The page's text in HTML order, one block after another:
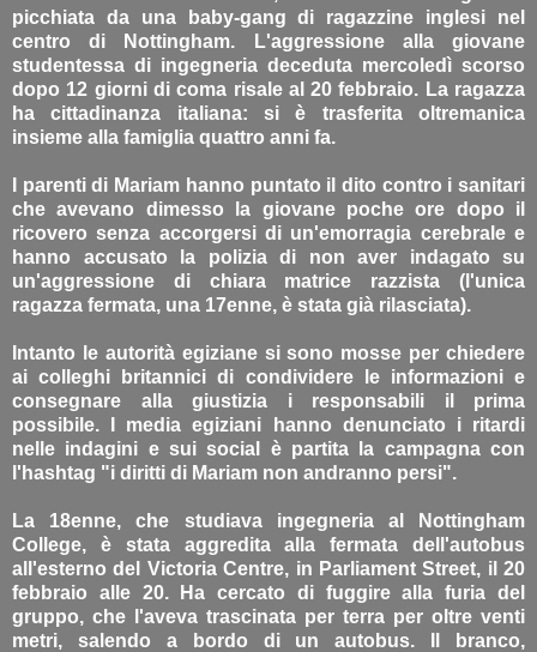
picchiata da una baby-gang di ragazzine inglesi nel
centro di Nottingham. L'aggressione alla giovane
studentessa di ingegneria deceduta mercoledì scorso
dopo 12 giorni di coma risale al 20 febbraio. La ragazza
ha cittadinanza italiana: si è trasferita oltremanica
insieme alla famiglia quattro anni fa.
I parenti di Mariam hanno puntato il dito contro i sanitari
che avevano dimesso la giovane poche ore dopo il
ricovero senza accorgersi di un'emorragia cerebrale e
hanno accusato la polizia di non aver indagato su
un'aggressione di chiara matrice razzista (l'unica
ragazza fermata, una 17enne, è stata già rilasciata).
Intanto le autorità egiziane si sono mosse per chiedere
ai colleghi britannici di condividere le informazioni e
consegnare alla giustizia i responsabili il prima
possibile. I media egiziani hanno denunciato i ritardi
nelle indagini e sui social è partita la campagna con
l'hashtag "i diritti di Mariam non andranno persi".
La 18enne, che studiava ingegneria al Nottingham
College, è stata aggredita alla fermata dell'autobus
all'esterno del Victoria Centre, in Parliament Street, il 20
febbraio alle 20. Ha cercato di fuggire alla furia del
gruppo, che l'aveva trascinata per terra per oltre venti
metri, salendo a bordo di un autobus. Il branco,